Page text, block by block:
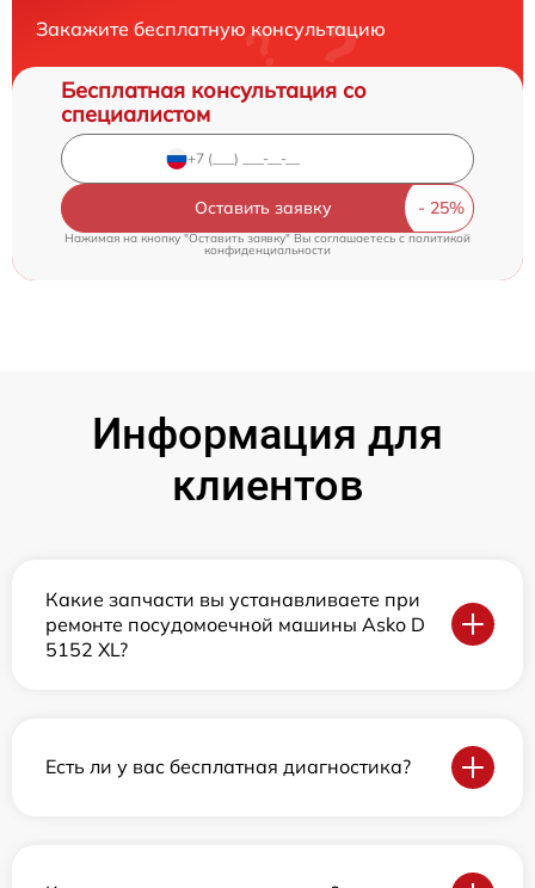
Закажите бесплатную консультацию
Бесплатная консультация со
специалистом
Оставить заявку
Нажимая на кнопку "Оставить заявку" Вы соглашаетесь cполитикой
конфиденциальности
Информация для
клиентов
Какие запчасти вы устанавливаете при
ремонте посудомоечной машины Asko D
5152 XL?
Есть ли у вас бесплатная диагностика?